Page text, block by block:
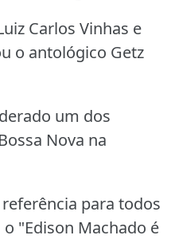
Carlos Vinhas e
o antológico Getz
um dos
Nova na
para todos
"Edison Machado é